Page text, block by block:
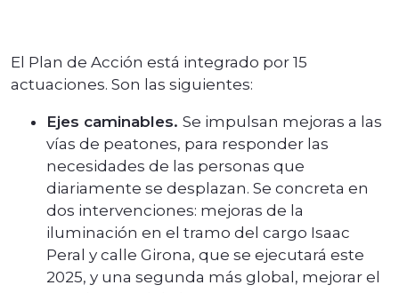
El Plan de Acción está integrado por 15
actuaciones. Son las siguientes:
Ejes caminables. Se impulsan mejoras a las
vías de peatones, para responder las
necesidades de las personas que
diariamente se desplazan. Se concreta en
dos intervenciones: mejoras de la
iluminación en el tramo del cargo Isaac
Peral y calle Girona, que se ejecutará este
2025, y una segunda más global, mejorar el